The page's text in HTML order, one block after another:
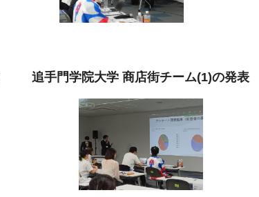
追手門学院大学 商店街チーム(1)の発表